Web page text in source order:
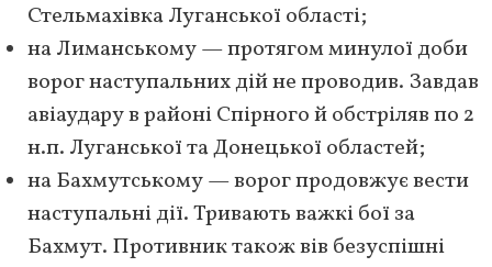
Стельмахівка Луганської області;
на Лиманському — протягом минулої доби
ворог наступальних дій не проводив. Завдав
авіаудару в районі Спірного й обстріляв по 2
н.п. Луганської та Донецької областей;
на Бахмутському — ворог продовжує вести
наступальні дії. Тривають важкі бої за
Бахмут. Противник також вів безуспішні